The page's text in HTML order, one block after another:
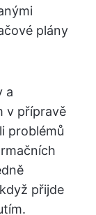
plány
a
v přípravě
problémů
přijde